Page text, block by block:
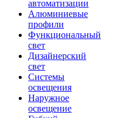
автоматизации
Алюминиевые
профили
Функциональный
свет
Дизайнерский
свет
Системы
освещения
Наружное
освещение